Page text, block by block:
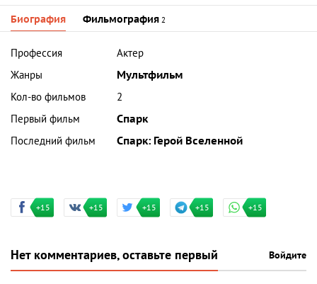
Биография Фильмография 2
Профессия
Актер
Жанры
Мультфильм
Кол-во фильмов
2
Первый фильм
Спарк
Последний фильм
Спарк: Герой Вселенной
+15 +15 +15 +15 +15
Нет комментариев, оставьте первый Войдите